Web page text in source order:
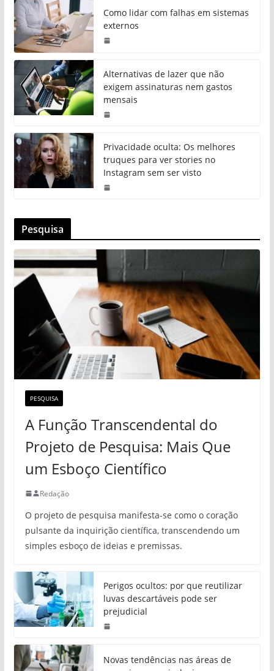
Como lidar com falhas em sistemas
externos
Alternativas de lazer que não
exigem assinaturas nem gastos
mensais
Privacidade oculta: Os melhores
truques para ver stories no
Instagram sem ser visto
Pesquisa
PESQUISA
A Função Transcendental do
Projeto de Pesquisa: Mais Que
um Esboço Científico
Redação
O projeto de pesquisa manifesta-se como o coração
pulsante da inquirição científica, transcendendo um
simples esboço de ideias e premissas.
Perigos ocultos: por que reutilizar
luvas descartáveis pode ser
prejudicial
Novas tendências nas áreas de